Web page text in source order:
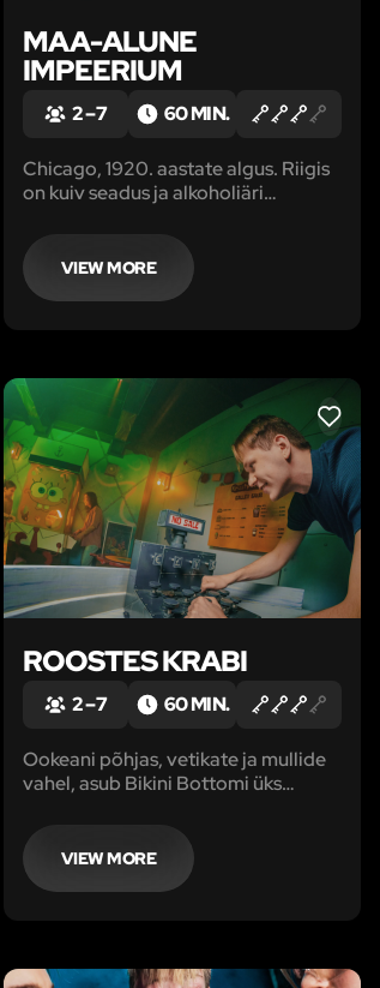
MAA-ALUNE
IMPEERIUM
2 – 7 60 MIN.
Chicago, 1920. aastate algus. Riigis
on kuiv seadus ja alkoholiäri
joogiga.
VIEW MORE
LIKE
ROOSTES KRABI
2 – 7 60 MIN.
Ookeani põhjas, vetikate ja mullide
vahel, asub Bikini Bottomi üks
VIEW MORE